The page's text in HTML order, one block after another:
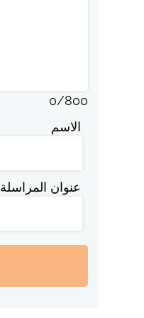
0/800
الاسم
عنوان المراسلة